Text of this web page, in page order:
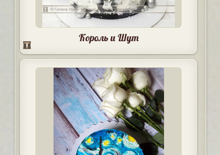
Король и Шут